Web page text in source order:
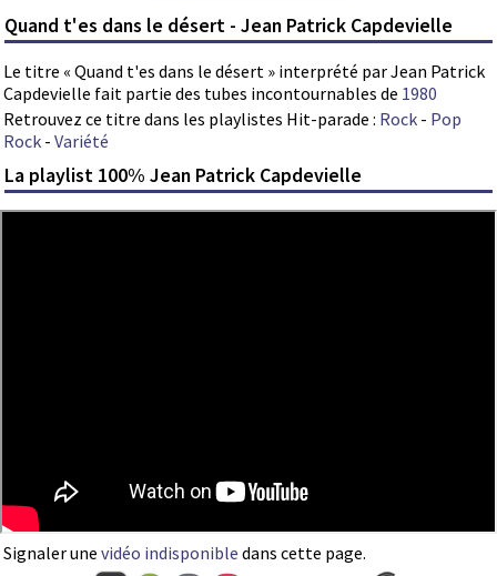
Quand t'es dans le désert - Jean Patrick Capdevielle
Le titre « Quand t'es dans le désert » interprété par Jean Patrick
Capdevielle fait partie des tubes incontournables de 1980
Retrouvez ce titre dans les playlistes Hit-parade : Rock - Pop
Rock - Variété
La playlist 100% Jean Patrick Capdevielle
Signaler une vidéo indisponible dans cette page.